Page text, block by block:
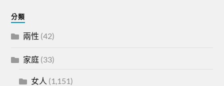
分類
兩性 (42)
家庭 (33)
女人 (1,151)